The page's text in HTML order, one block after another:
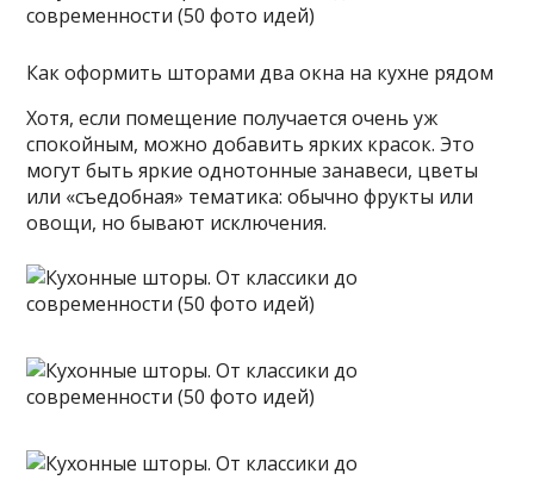
Как оформить шторами два окна на кухне рядом
Хотя, если помещение получается очень уж
спокойным, можно добавить ярких красок. Это
могут быть яркие однотонные занавеси, цветы
или «съедобная» тематика: обычно фрукты или
овощи, но бывают исключения.